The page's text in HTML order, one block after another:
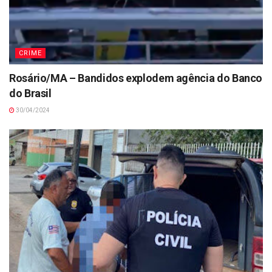
CRIME
Rosário/MA – Bandidos explodem agência do Banco
do Brasil
30/04/2024